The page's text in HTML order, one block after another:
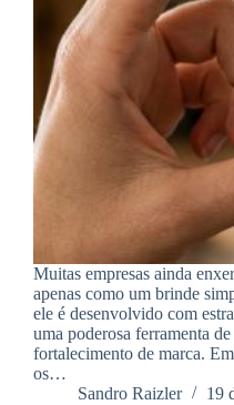
Muitas empresas ainda
apenas como um brinde
ele é desenvolvido com
uma poderosa ferramenta
fortalecimento de marca.
os…
Sandro Raizler
19